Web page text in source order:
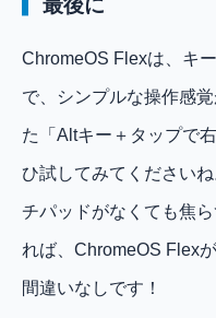
ChromeOS Flexは、キ
で、シンプルな操作感
た「Altキー＋タップで
ひ試してみてください
チパッドがなくても焦
れば、ChromeOS Flex
間違いなしです！